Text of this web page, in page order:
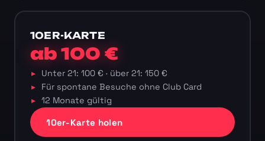
10ER-KARTE
ab 100 €
Unter 21: 100 € · über 21: 150 €
Für spontane Besuche ohne Club Card
12 Monate gültig
10er-Karte holen